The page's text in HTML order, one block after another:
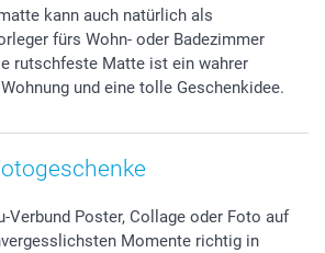
kann auch natürlich als
fürs Wohn- oder Badezimmer
rutschfeste Matte ist ein wahrer
und eine tolle Geschenkidee.
Verbund Poster, Collage oder Foto auf
Momente richtig in